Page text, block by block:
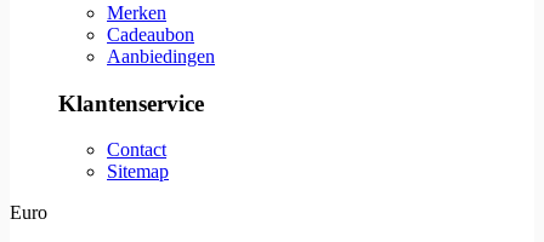
Merken
Cadeaubon
Aanbiedingen
Klantenservice
Contact
Sitemap
Euro